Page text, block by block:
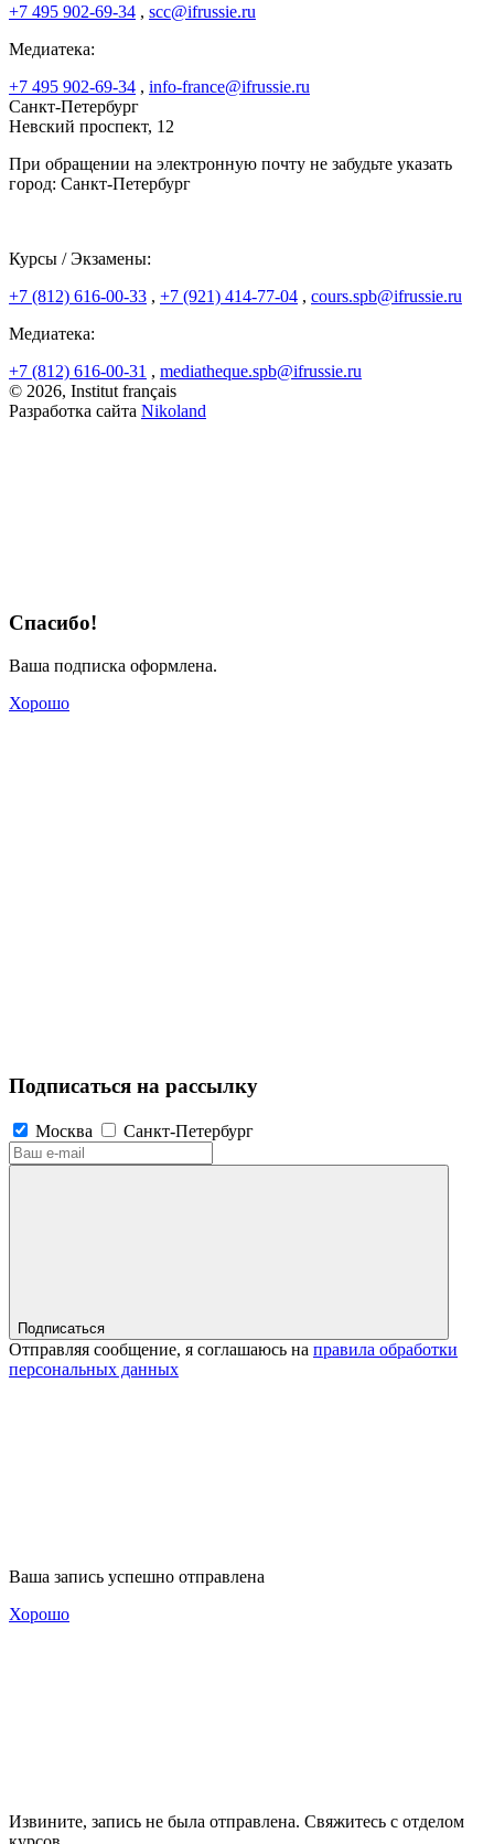
+7 495 902-69-34 , scc@ifrussie.ru
Медиатека:
+7 495 902-69-34 , info-france@ifrussie.ru
Санкт-Петербург
Невский проспект, 12
При обращении на электронную почту не забудьте указать
город: Санкт-Петербург
Курсы / Экзамены:
+7 (812) 616-00-33 , +7 (921) 414-77-04 , cours.spb@ifrussie.ru
Медиатека:
+7 (812) 616-00-31 , mediatheque.spb@ifrussie.ru
© 2026, Institut français
Разработка сайта Nikoland
Спасибо!
Ваша подписка оформлена.
Хорошо
Подписаться на рассылку
Москва Санкт-Петербург
Подписаться
Отправляя сообщение, я соглашаюсь на правила обработки
персональных данных
Ваша запись успешно отправлена
Хорошо
Извините, запись не была отправлена. Свяжитесь с отделом